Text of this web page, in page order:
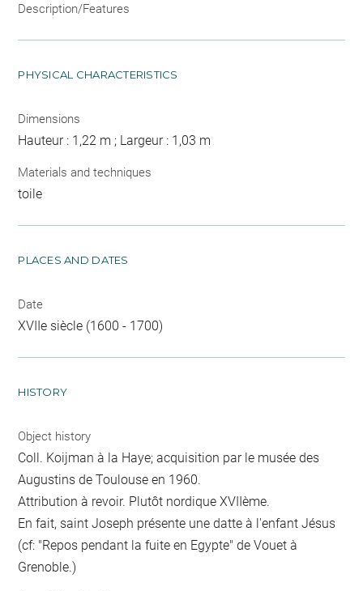
Description/Features
PHYSICAL CHARACTERISTICS
Dimensions
Hauteur : 1,22 m ; Largeur : 1,03 m
Materials and techniques
toile
PLACES AND DATES
Date
XVIIe siècle (1600 - 1700)
HISTORY
Object history
Coll. Koijman à la Haye; acquisition par le musée des
Augustins de Toulouse en 1960.
Attribution à revoir. Plutôt nordique XVIIème.
En fait, saint Joseph présente une datte à l'enfant Jésus
(cf: "Repos pendant la fuite en Egypte" de Vouet à
Grenoble.)